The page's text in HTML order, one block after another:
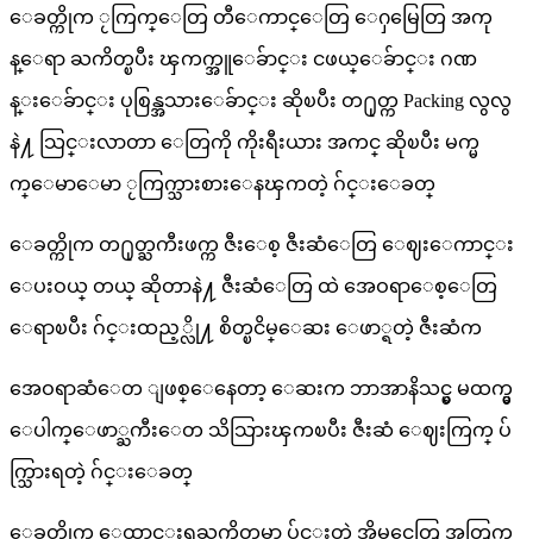
ေခတ္ကိုက ႂကြက္ေတြ တီေကာင္ေတြ ေႁမြေတြ အကု
န္ေရာ ႀကိတ္ၿပီး ၾကက္အူေခ်ာင္း ငဖယ္ေခ်ာင္း ဂဏ
န္းေခ်ာင္း ပုစြန္အသားေခ်ာင္း ဆိုၿပီး တ႐ုတ္က Packing လွလွ
နဲ႔ သြင္းလာတာ ေတြကို ကိုးရီးယား အကင္ ဆိုၿပီး မက္မ
က္ေမာေမာ ႂကြက္သားစားေနၾကတဲ့ ဂ်င္းေခတ္
ေခတ္ကိုက တ႐ုတ္ႀကီးဖက္က ဇီးေစ့ ဇီးဆံေတြ ေဈးေကာင္း
ေပးဝယ္ တယ္ ဆိုတာနဲ႔ ဇီးဆံေတြ ထဲ အေဝရာေစ့ေတြ
ေရာၿပီး ဂ်င္းထည့္လို႔ စိတ္ၿငိမ္ေဆး ေဖာ္ရတဲ့ ဇီးဆံက
အေဝရာဆံေတ ျဖစ္ေနေတာ့ ေဆးက ဘာအာနိသင္မွ မထက္မွ
ေပါက္ေဖာ္ႀကီးေတ သိသြားၾကၿပီး ဇီးဆံ ေဈးကြက္ ပ်
က္သြားရတဲ့ ဂ်င္းေခတ္
ေခတ္ကိုက ေထာင္းရႀကိတ္ရမွာ ပ်င္းတဲ့ အိမ္ရွင္မေတြ အတြက္